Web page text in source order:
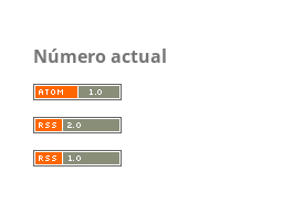
Número actual